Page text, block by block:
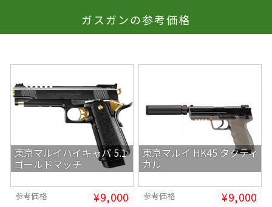
ガスガンの参考価格
東京マルイハイキャパ 5.1
ゴールドマッチ
参考価格 ¥9,000
東京マルイ HK45 タクティ
カル
参考価格 ¥9,000